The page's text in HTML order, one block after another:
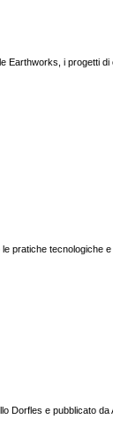
Earthworks, i progetti
pratiche tecnologiche e
Dorfles e pubblicato da